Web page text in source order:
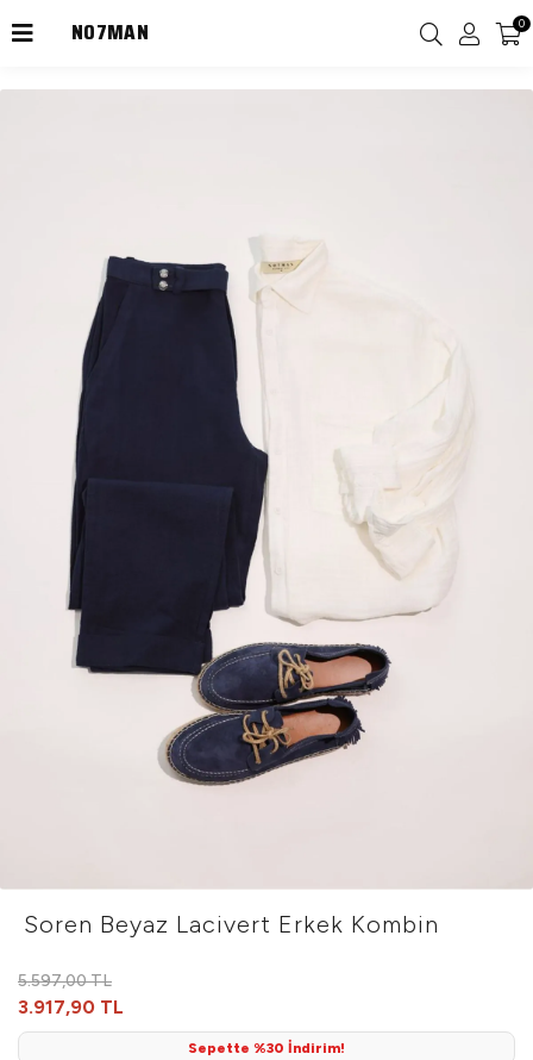
NO7MAN 0
Soren Beyaz Lacivert Erkek Kombin
5.597,00 TL
3.917,90 TL
Sepette %30 İndirim!